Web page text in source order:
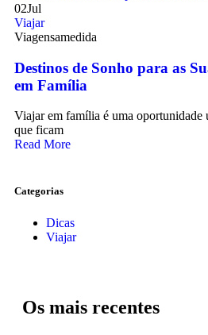
02Jul
Viajar
Viagensamedida
Destinos de Sonho para as
em Família
Viajar em família é uma oportunidade
que ficam
Read More
Categorias
Dicas
Viajar
Os mais recentes